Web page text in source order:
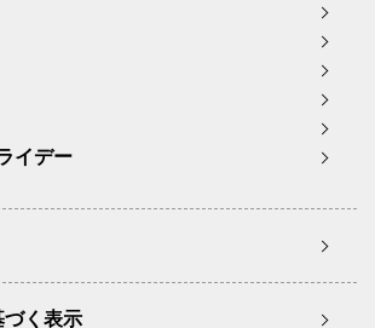
イデー
づく表示